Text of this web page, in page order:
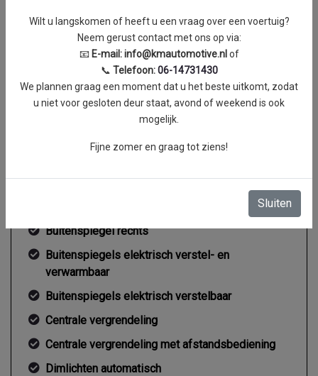
Aantal cilinders
4
Cilinderinhoud
2298 cc
125 kW / 170 PK
Koppel
0 Nm
7.2 l/100km
Buitenspiegel rechts
Buitenspiegels elektrisch verstel- en
verwarmbaar
Buitenspiegels elektrisch verstelbaar
Centrale vergrendeling
Centrale vergrendeling met afstandsbediening
Dimlichten automatisch
Wilt u langskomen of heeft u een vraag over een voertuig?
Neem gerust contact met ons op via:
📧 E-mail:info@kmautomotive.nlof
📞 Telefoon:06-14731430
We plannen graag een moment dat u het beste uitkomt, zodat
u niet voor gesloten deur staat, avond of weekend is ook
mogelijk.
Fijne zomer en graag tot ziens!
Sluiten